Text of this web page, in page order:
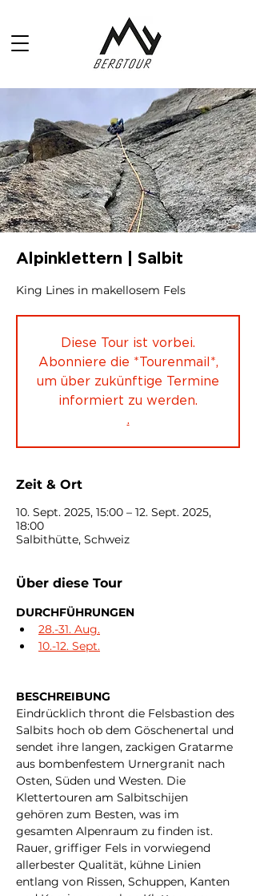
Alpinklettern | Salbit
King Lines in makellosem Fels
Diese Tour ist vorbei.
Abonniere die *Tourenmail*,
um über zukünftige Termine
informiert zu werden.
.
Zeit & Ort
10. Sept. 2025, 15:00 – 12. Sept. 2025,
18:00
Salbithütte, Schweiz
Über diese Tour
DURCHFÜHRUNGEN
28.-31. Aug.
10.-12. Sept.
BESCHREIBUNG
Eindrücklich thront die Felsbastion des
Salbits hoch ob dem Göschenertal und
sendet ihre langen, zackigen Gratarme
aus bombenfestem Urnergranit nach
Osten, Süden und Westen. Die
Klettertouren am Salbitschijen
gehören zum Besten, was im
gesamten Alpenraum zu finden ist.
Rauer, griffiger Fels in vorwiegend
allerbester Qualität, kühne Linien
entlang von Rissen, Schuppen, Kanten